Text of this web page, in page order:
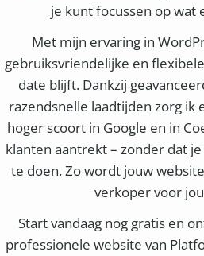
je kunt focussen op wat
Met mijn ervaring in
gebruiksvriendelijke en
date blijft. Dankzij
razendsnelle laadtijden zorg ik
hoger scoort in Google en in
klanten aantrekt – zonder dat
te doen. Zo wordt jouw
verkoper voor
Start vandaag nog gratis en
professionele website van